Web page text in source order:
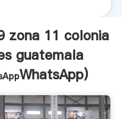
zona 11 colonia
guatemala
WhatsApp)